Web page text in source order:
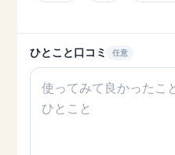
ひとこと口コミ 任意